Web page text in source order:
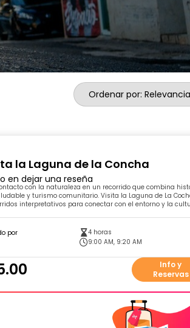
Ordenar por: Relevancia
la Laguna de la Concha
en dejar una reseña
con la naturaleza en un recorrido que combina
y turismo comunitario. Visita la Laguna de La
interpretativos para conectar con el entorno y la
por
4 horas
9:00 AM, 9:20 AM
Info y
Reservas